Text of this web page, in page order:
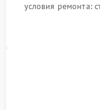
условия ремонта: